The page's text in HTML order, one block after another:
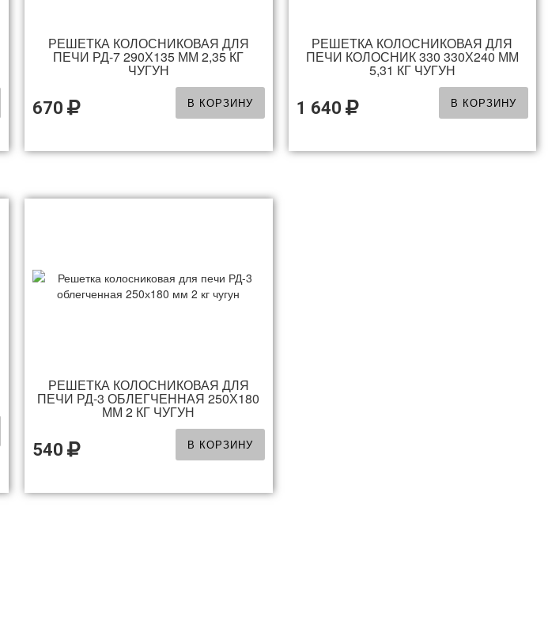
РЕШЕТКА КОЛОСНИКОВАЯ ДЛЯ
ПЕЧИ РД-7 290Х135 ММ 2,35 КГ
ЧУГУН
670 В КОРЗИНУ
РЕШЕТКА КОЛОСНИКОВАЯ ДЛЯ
ПЕЧИ КОЛОСНИК 330 330Х240 ММ
5,31 КГ ЧУГУН
1 640 В КОРЗИНУ
РЕШЕТКА КОЛОСНИКОВАЯ ДЛЯ
ПЕЧИ РД-3 ОБЛЕГЧЕННАЯ 250Х180
ММ 2 КГ ЧУГУН
540 В КОРЗИНУ